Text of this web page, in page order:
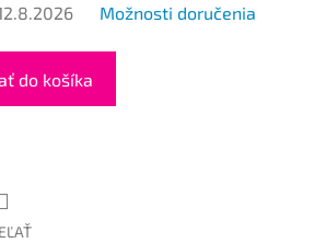
Možnosti doručenia
do košíka